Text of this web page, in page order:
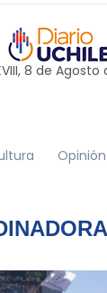
8 de Agosto
Opinión